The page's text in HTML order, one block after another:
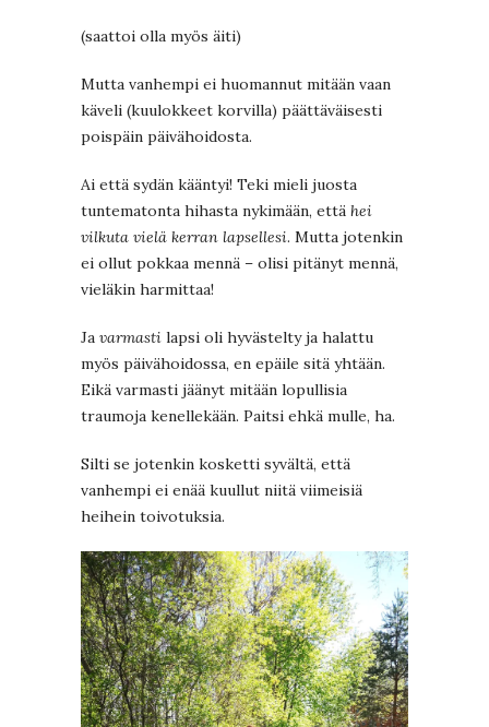
(saattoi olla myös äiti)
Mutta vanhempi ei huomannut mitään vaan
käveli (kuulokkeet korvilla) päättäväisesti
poispäin päivähoidosta.
Ai että sydän kääntyi! Teki mieli juosta
tuntematonta hihasta nykimään, että hei
vilkuta vielä kerran lapsellesi. Mutta jotenkin
ei ollut pokkaa mennä – olisi pitänyt mennä,
vieläkin harmittaa!
Ja varmasti lapsi oli hyvästelty ja halattu
myös päivähoidossa, en epäile sitä yhtään.
Eikä varmasti jäänyt mitään lopullisia
traumoja kenellekään. Paitsi ehkä mulle, ha.
Silti se jotenkin kosketti syvältä, että
vanhempi ei enää kuullut niitä viimeisiä
heihein toivotuksia.